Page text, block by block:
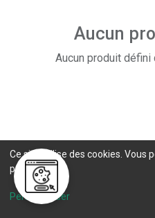
Aucun
Aucun produit défini
Ce site utilise des cookies. Vous
préférences.
Personnaliser